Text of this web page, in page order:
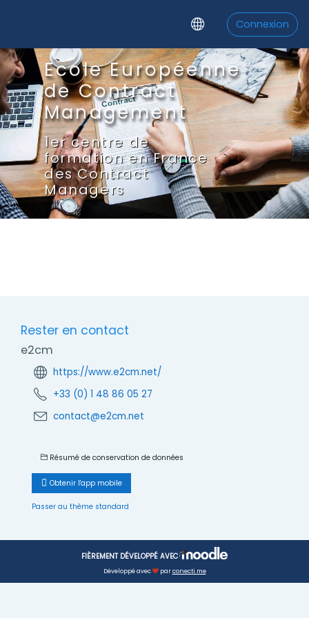
Connexion
Ecole Européenne
de Contract
Management
1er centre de
formation en France
des Contract
Managers
Rester en contact
e2cm
https://www.e2cm.net/
+33 (0) 1 48 86 05 27
contact@e2cm.net
Résumé de conservation de données
Obtenir l'app mobile
Passer au thème standard
FIÈREMENT DÉVELOPPÉ AVEC
Développé avec parconecti.me